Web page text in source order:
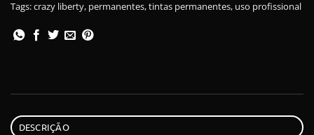
Tags:crazy liberty, permanentes,tintas permanentes, uso profissional
DESCRIÇÃO